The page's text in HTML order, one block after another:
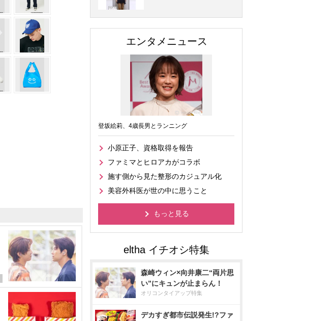
エンタメニュース
登坂絵莉、4歳長男とランニング
小原正子、資格取得を報告
ファミマとヒロアカがコラボ
施す側から見た整形のカジュアル化
美容外科医が世の中に思うこと
もっと見る
森崎ウィン×向井康二“両片思
い”にキュンが止まらん！
オリコンタイアップ特集
デカすぎ都市伝説発生!?ファ